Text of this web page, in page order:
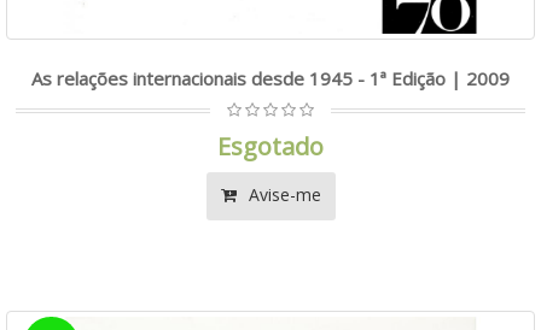
As relações internacionais desde 1945 - 1ª Edição | 2009
Esgotado
Avise-me